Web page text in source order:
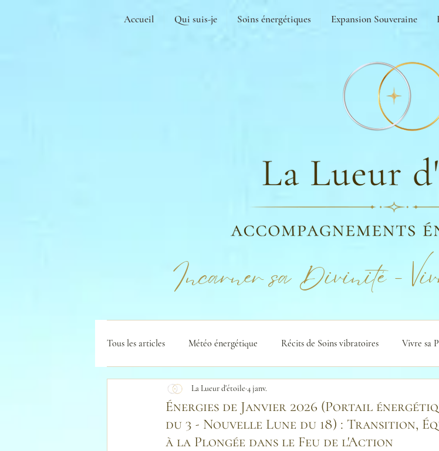
Accueil Qui suis-je Soins énergétiques Expansion Souveraine
Incarner sa Divinité -
Tous les articles Météo énergétique Récits de Soins vibratoires Vivre sa
Énergies de Janvier 2026 (Portail
du 3 - Nouvelle Lune du 18) : Transition,
à la Plongée dans le Feu de l'Action
La Lueur d'étoile 4 janv.